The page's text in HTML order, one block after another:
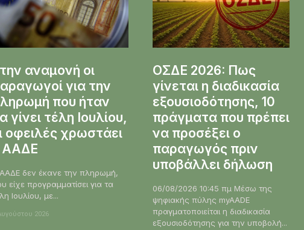
αναμονή οι
για την
που ήταν
γίνει τέλη Ιουλίου,
οφειλές χρωστάει
ΑΑΔΕ
δεν έκανε την πληρωμή,
είχε προγραμματίσει για τα
Ιουλίου, με...
2026
ΟΣΔΕ 2026: Πως
γίνεται η διαδικασία
εξουσιοδότησης, 10
πράγματα που πρέπει
να προσέξει ο
παραγωγός πριν
υποβάλλει δήλωση
06/08/2026 10:45 πμ Μέσω της
ψηφιακής πύλης myAADE
πραγματοποιείται η διαδικασία
εξουσιοδότησης για την υποβολή...